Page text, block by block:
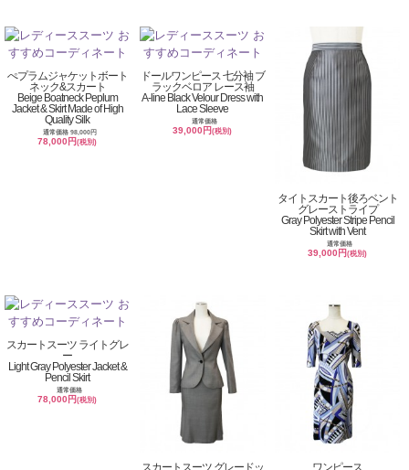
ぺプラムジャケットボート
ネック&スカート
Beige Boatneck Peplum
Jacket & Skirt Made of High
Quality Silk
通常価格 98,000円
78,000円(税別)
ドールワンピース 七分袖 ブ
ラックベロア レース袖
A-line Black Velour Dress with
Lace Sleeve
通常価格
39,000円(税別)
タイトスカート後ろベント
グレーストライプ
Gray Polyester Stripe Pencil
Skirt with Vent
通常価格
39,000円(税別)
スカートスーツ ライトグレ
ー
Light Gray Polyester Jacket &
Pencil Skirt
通常価格
78,000円(税別)
スカートスーツ グレードッ ワンピース